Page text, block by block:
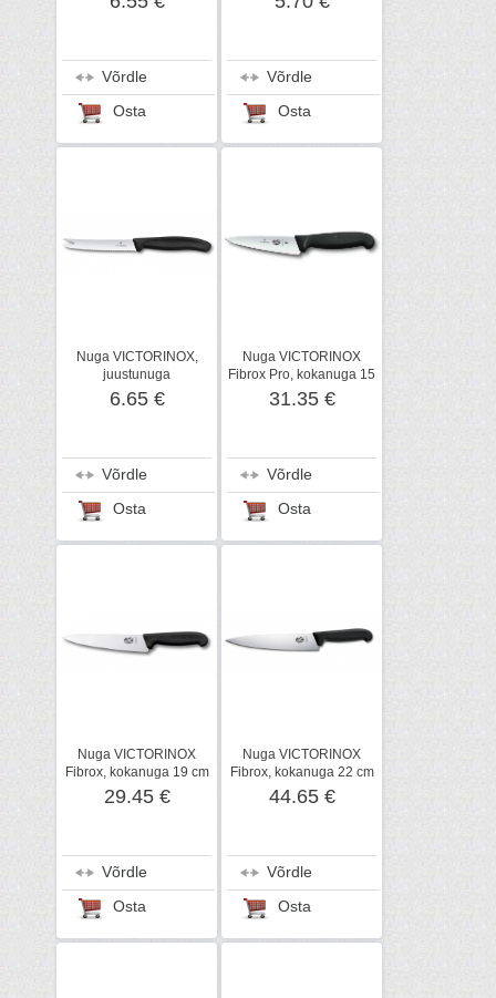
Võrdle
Osta
Võrdle
Osta
Nuga VICTORINOX,
juustunuga
kahvelotsaga
6.65 €
Võrdle
Osta
Nuga VICTORINOX
Fibrox Pro, kokanuga 15
cm
31.35 €
Võrdle
Osta
Nuga VICTORINOX
Fibrox, kokanuga 19 cm
29.45 €
Võrdle
Osta
Nuga VICTORINOX
Fibrox, kokanuga 22 cm
44.65 €
Võrdle
Osta